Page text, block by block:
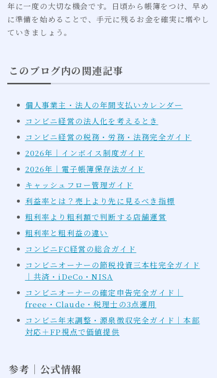
年に一度の大切な機会です。日頃から帳簿をつけ、早め
に準備を始めることで、手元に残るお金を確実に増やし
ていきましょう。
このブログ内の関連記事
個人事業主・法人の年間支払いカレンダー
コンビニ経営の法人化を考えるとき
コンビニ経営の税務・労務・法務完全ガイド
2026年｜インボイス制度ガイド
2026年｜電子帳簿保存法ガイド
キャッシュフロー管理ガイド
利益率とは？売上より先に見るべき指標
粗利率より粗利額で判断する店舗運営
粗利率と粗利益の違い
コンビニFC経営の総合ガイド
コンビニオーナーの節税投資三本柱完全ガイド
｜共済・iDeCo・NISA
コンビニオーナーの確定申告完全ガイド｜
freee・Claude・税理士の3点運用
コンビニ年末調整・源泉徴収完全ガイド｜本部
対応＋FP視点で価値提供
参考｜公式情報